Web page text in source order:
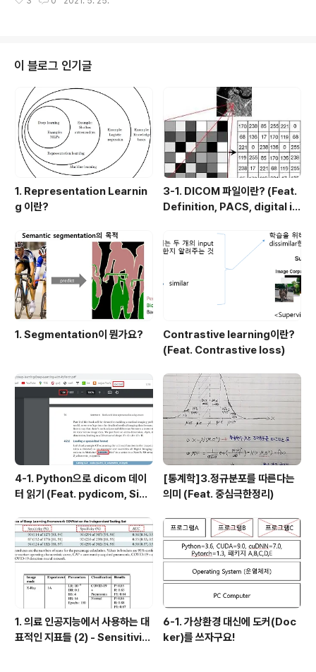
겠습니다. 사실 표본통계량에서 공분산, 상관계수와 모집
되기 때문에, 최종 수식은 동일하다고 볼 수 있습니다. 그래
서, 이번 글에서는 공분산, 상관계수라는 개념 자체만을 설
명하는데 집중해보도록 하겠습니다. 우선, 공분산과 상관
계수를 설명하기에 앞서, 공분산과 상관계수를 배우는 이
유는 "두 개 이상의 독립변수들 간의 관계를 분석하기 위
함"이라는 점을 알아두시면 좋을 것 같습니다...
이 블로그 인기글
1. Representation Learnin
g 이란?
3-1. DICOM 파일이란? (Feat.
Definition, PACS, digital i
1. Segmentation이 뭔가요?
Contrastive learning이란?
(Feat. Contrastive loss)
4-1. Python으로 dicom 데이
터 읽기 (Feat. pydicom, Sim
[통계학]3.정규분포를 따른다는
의미 (Feat. 중심극한정리)
1. 의료 인공지능에서 사용하는 대
표적인 지표들 (2) - Sensitivit
6-1. 가상환경 대신에 도커(Doc
ker)를 쓰자구요!